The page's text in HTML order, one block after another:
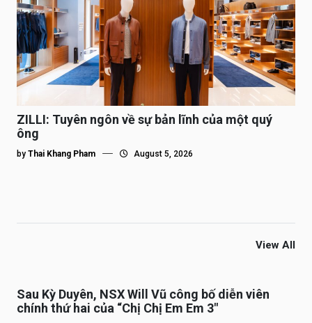
ZILLI: Tuyên ngôn về sự bản lĩnh của một quý
ông
by Thai Khang Pham August 5, 2026
View All
Sau Kỳ Duyên, NSX Will Vũ công bố diễn viên
chính thứ hai của “Chị Chị Em Em 3″